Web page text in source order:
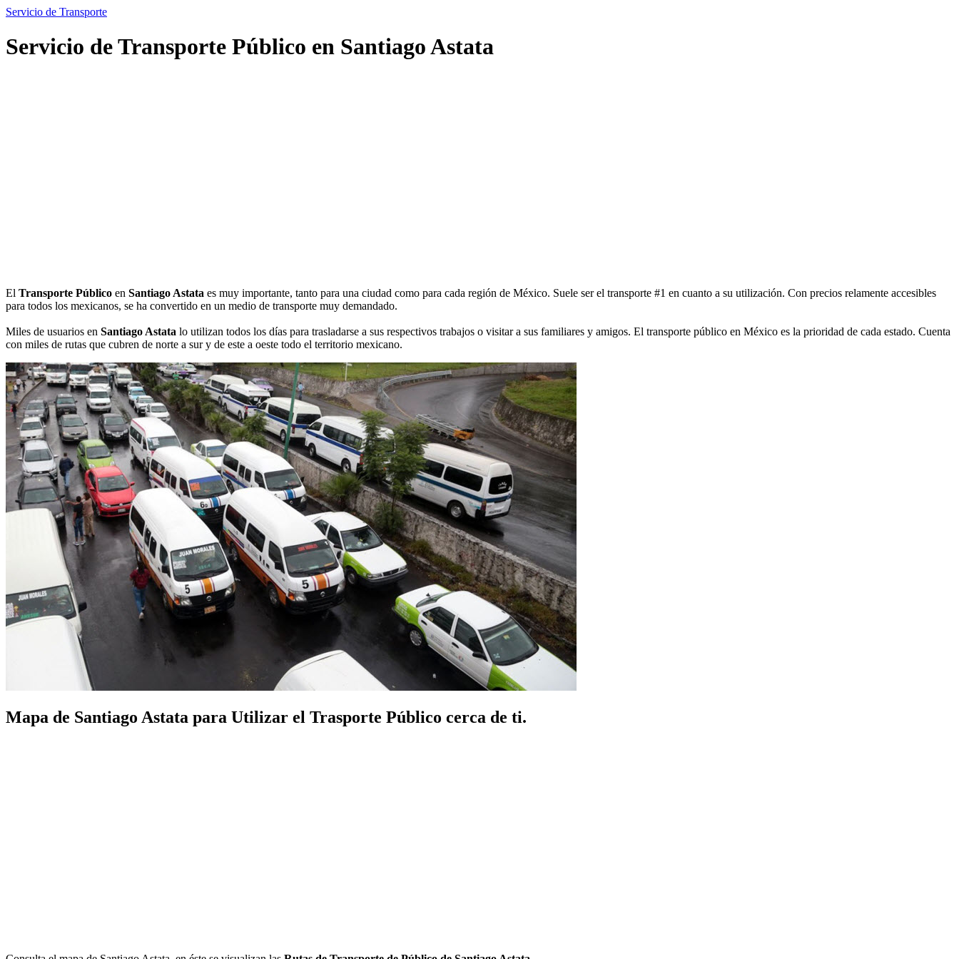
Servicio de Transporte
Servicio de Transporte Público en Santiago Astata
El Transporte Público en Santiago Astata es muy importante, tanto para una ciudad como para cada región de México. Suele ser el transporte #1 en cuanto a su utilización. Con precios relamente accesibles
para todos los mexicanos, se ha convertido en un medio de transporte muy demandado.
Miles de usuarios en Santiago Astata lo utilizan todos los días para trasladarse a sus respectivos trabajos o visitar a sus familiares y amigos. El transporte público en México es la prioridad de cada estado. Cuenta
con miles de rutas que cubren de norte a sur y de este a oeste todo el territorio mexicano.
Mapa de Santiago Astata para Utilizar el Trasporte Público cerca de ti.